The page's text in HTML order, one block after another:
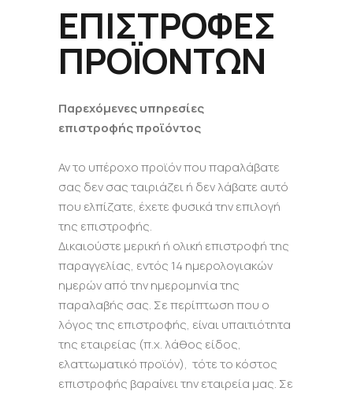
ΕΠΙΣΤΡΟΦΕΣ
ΠΡΟΪΟΝΤΩΝ
Παρεχόμενες υπηρεσίες
επιστροφήςπροϊόντος
Αν το υπέροχο προϊόν που παραλάβατε
σας δεν σας ταιριάζει ή δεν λάβατε αυτό
που ελπίζατε, έχετε φυσικά την επιλογή
της επιστροφής.
Δικαιούστε μερική ή ολική επιστροφή της
παραγγελίας, εντός 14 ημερολογιακών
ημερών από την ημερομηνία της
παραλαβής σας. Σε περίπτωση που ο
λόγος της επιστροφής, είναι υπαιτιότητα
της εταιρείας (π.χ. λάθος είδος,
ελαττωματικό προϊόν), τότε το κόστος
επιστροφής βαραίνει την εταιρεία μας. Σε